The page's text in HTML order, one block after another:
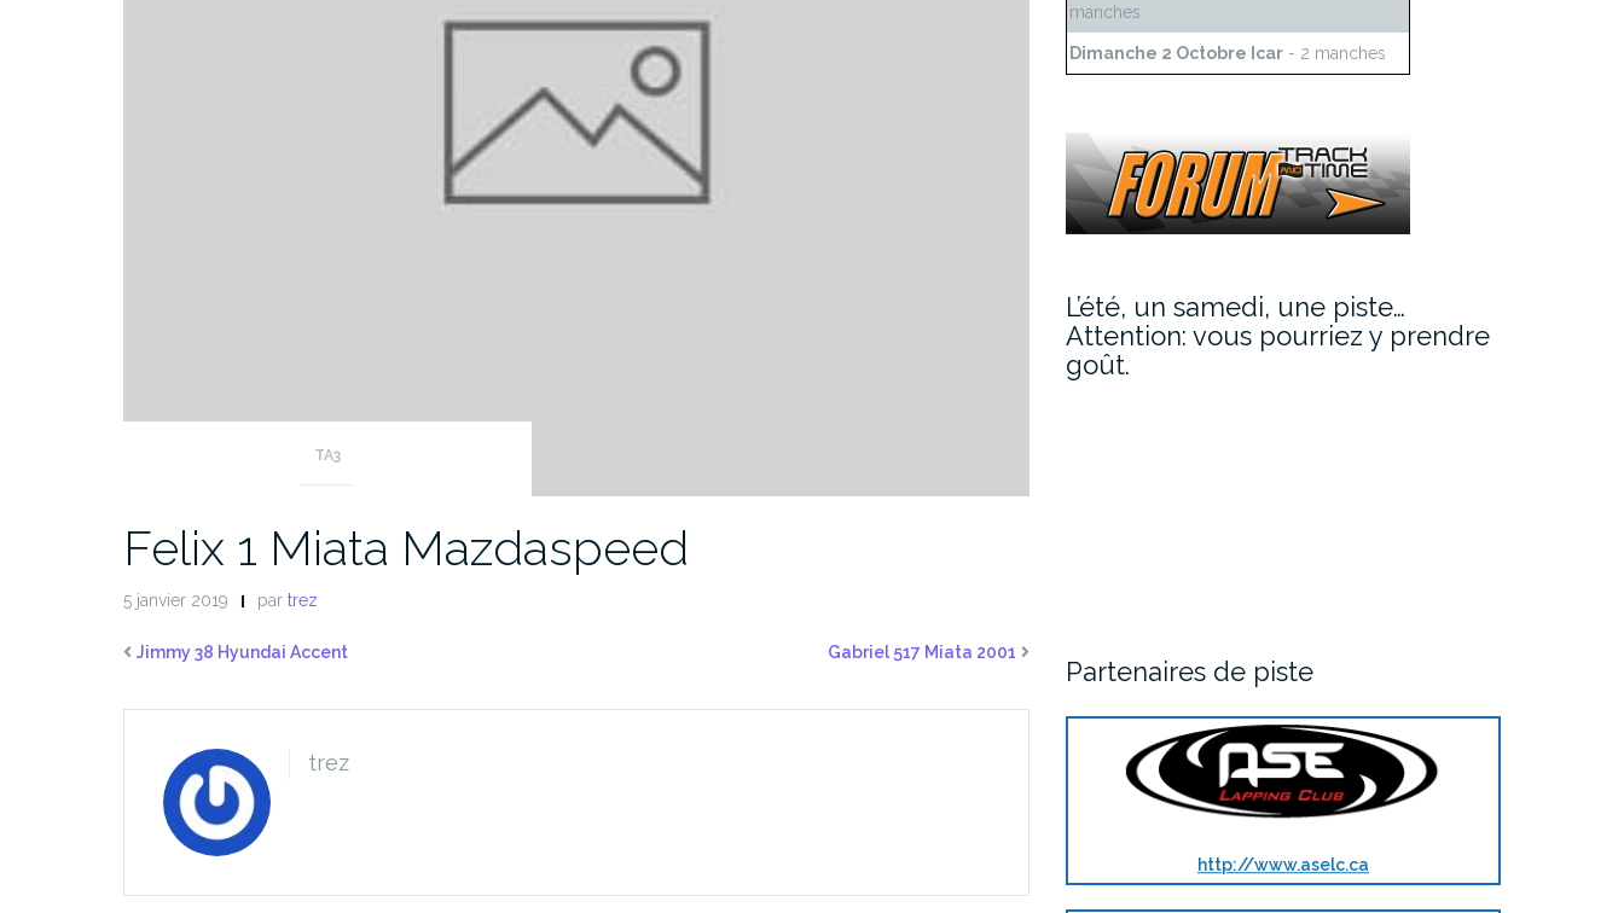
TA3
Felix 1 Miata Mazdaspeed
5 janvier 2019 par trez
Jimmy 38 Hyundai Accent Gabriel 517 Miata 2001
trez
manches
Dimanche 2 Octobre Icar - 2 manches
L’été, un samedi, une piste…
Attention: vous pourriez y prendre
goût.
Partenaires de piste
http://www.aselc.ca